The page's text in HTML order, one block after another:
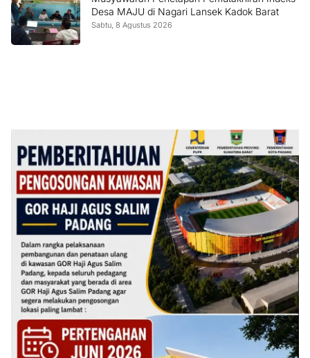
Desa MAJU di Nagari Lansek Kadok Barat
Sabtu, 8 Agustus 2026